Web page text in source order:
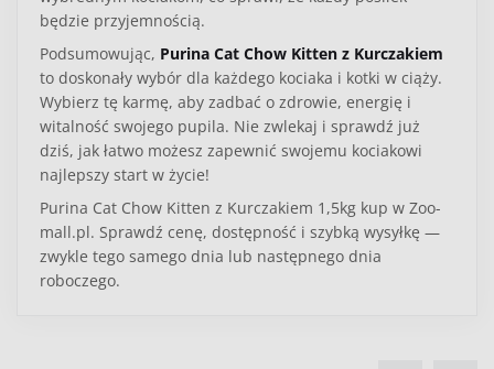
będzie przyjemnością.
Podsumowując, Purina Cat Chow Kitten z Kurczakiem
to doskonały wybór dla każdego kociaka i kotki w ciąży.
Wybierz tę karmę, aby zadbać o zdrowie, energię i
witalność swojego pupila. Nie zwlekaj i sprawdź już
dziś, jak łatwo możesz zapewnić swojemu kociakowi
najlepszy start w życie!
Purina Cat Chow Kitten z Kurczakiem 1,5kg kup w Zoo-
mall.pl. Sprawdź cenę, dostępność i szybką wysyłkę —
zwykle tego samego dnia lub następnego dnia
roboczego.